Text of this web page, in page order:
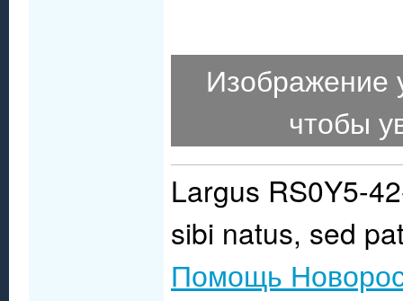
чтобы
Largus RS0Y5-
sibi natus, sed
Помощь